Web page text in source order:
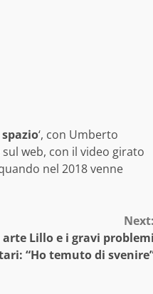
‘, con Umberto
web, con il video girato
nel 2018 venne
Next:
Lillo e i gravi problemi
“Ho temuto di